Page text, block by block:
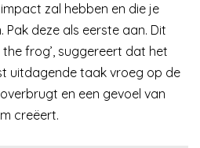
zal hebben en die je
deze als eerste aan. Dit
the frog’, suggereert dat het
uitdagende taak vroeg op de
en een gevoel van
creëert.